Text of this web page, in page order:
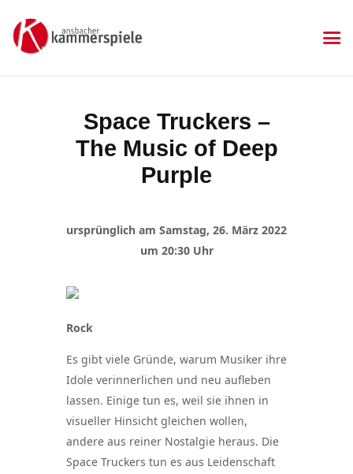
Space Truckers –
The Music of Deep
Purple
KAMMERSPIELE
Aktuelles
Kartenkauf
Die Kammerspiele
Mitgliedschaft
Sponsoren
ursprünglich am Samstag, 26. März 2022
um 20:30 Uhr
Rock
Es gibt viele Gründe, warum Musiker ihre
Idole verinnerlichen und neu aufleben
lassen. Einige tun es, weil sie ihnen in
visueller Hinsicht gleichen wollen,
andere aus reiner Nostalgie heraus. Die
Space Truckers tun es aus Leidenschaft